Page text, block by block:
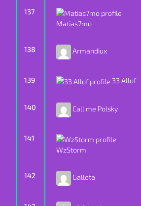
137
Matias7mo
138 Armandiux
139 33 Allof
140 Call me Polsky
141
WzStorm
142 Galleta